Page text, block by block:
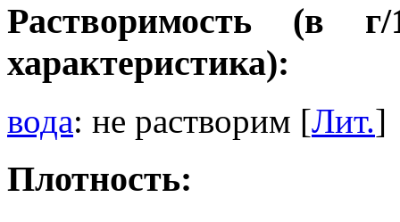
Растворимость (в
характеристика):
вода: не растворим [Лит.]
Плотность: